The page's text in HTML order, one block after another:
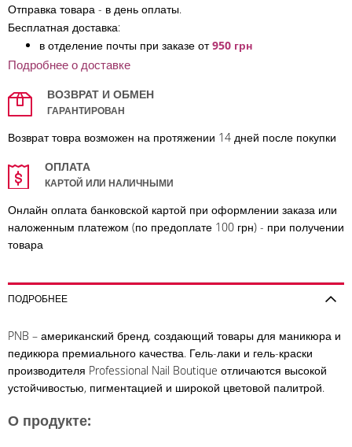
Отправка товара - в день оплаты.
Бесплатная доставка:
в отделение почты при заказе от950 грн
Подробнее о доставке
ВОЗВРАТ И ОБМЕН
ГАРАНТИРОВАН
Возврат товра возможен на протяжении 14 дней после покупки
ОПЛАТА
КАРТОЙ ИЛИ НАЛИЧНЫМИ
Онлайн оплата банковской картой при оформлении заказа или
наложенным платежом (по предоплате 100 грн) - при получении
товара
ПОДРОБНЕЕ
PNB – американский бренд, создающий товары для маникюра и
педикюра премиального качества. Гель-лаки и гель-краски
производителя Professional Nail Boutique отличаются высокой
устойчивостью, пигментацией и широкой цветовой палитрой.
О продукте: